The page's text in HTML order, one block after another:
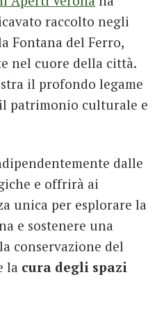
raccolto negli
Fontana del Ferro,
nel cuore della città.
il profondo legame
patrimonio culturale e
dalle
e offrirà ai
unica per esplorare la
e sostenere una
conservazione del
la cura degli spazi